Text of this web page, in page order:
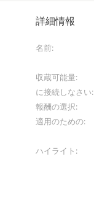
詳細情報
名前:
収蔵可能量:
に接続しなさい:
報酬の選択:
適用のための:
ハイライト: